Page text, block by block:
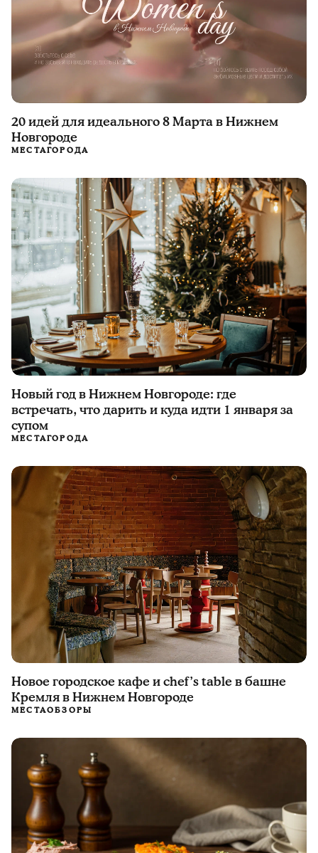
20 идей для идеального 8 Марта в Нижнем
Новгороде
МЕСТАГОРОДА
Новый год в Нижнем Новгороде: где
встречать, что дарить и куда идти 1 января за
супом
МЕСТАГОРОДА
Новое городское кафе и chef’s table в башне
Кремля в Нижнем Новгороде
МЕСТАОБЗОРЫ